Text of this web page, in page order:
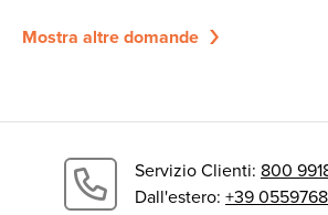
Accedi Apri il
Mostra altre domande
Servizio Clienti: 800
Dall'estero: +39